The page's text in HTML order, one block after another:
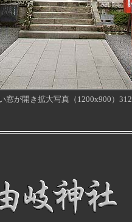
窓が開き拡大写真（1200x900 ）